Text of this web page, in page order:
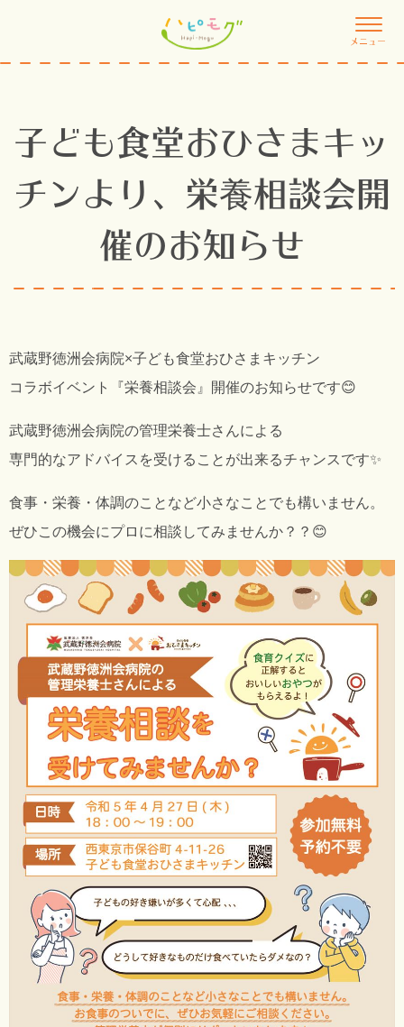
メニュー
子ども食堂おひさまキッ
チンより、栄養相談会開
催のお知らせ
武蔵野徳洲会病院×子ども食堂おひさまキッチン
コラボイベント『栄養相談会』開催のお知らせです😊
武蔵野徳洲会病院の管理栄養士さんによる
専門的なアドバイスを受けることが出来るチャンスです✨
食事・栄養・体調のことなど小さなことでも構いません。
ぜひこの機会にプロに相談してみませんか？？😊